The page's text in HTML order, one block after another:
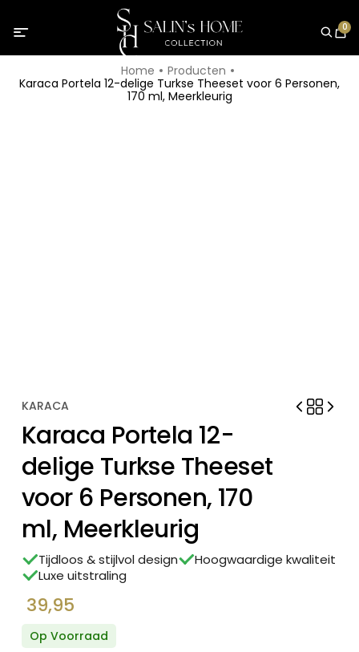
0
Home
Producten
Karaca Portela 12-delige Turkse Theeset voor 6 Personen,
170 ml, Meerkleurig
KARACA
Karaca Portela 12-
delige Turkse Theeset
voor 6 Personen, 170
ml, Meerkleurig
Tijdloos & stijlvol design
Hoogwaardige kwaliteit
Luxe uitstraling
39,95
Op Voorraad